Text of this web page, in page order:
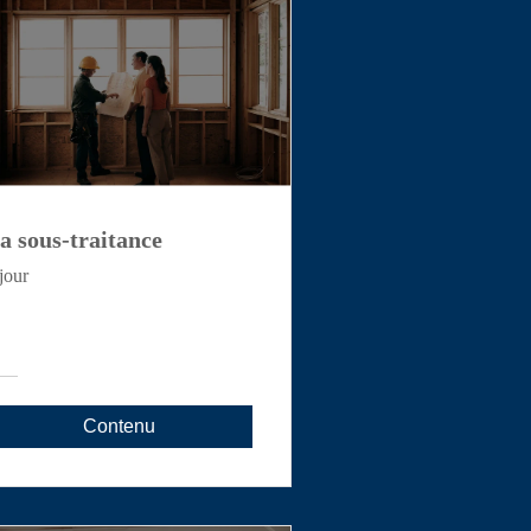
sous-traitance
Contenu